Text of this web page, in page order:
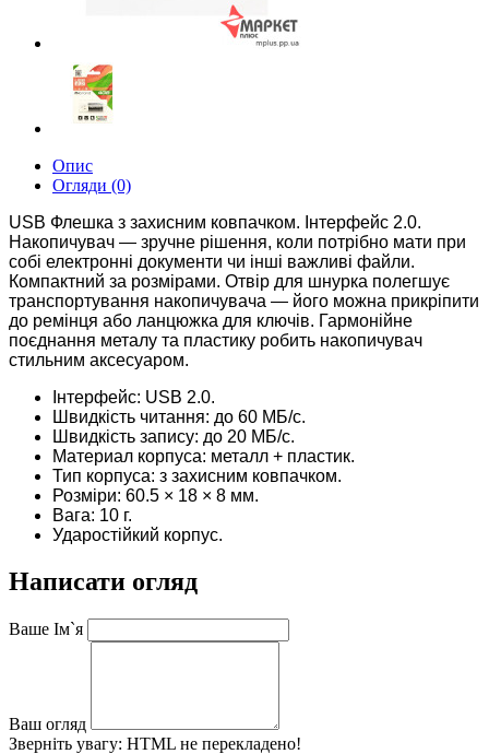
Опис
Огляди (0)
USB Флешка з захисним ковпачком. Інтерфейс 2.0.
Накопичувач — зручне рішення, коли потрібно мати при
собі електронні документи чи інші важливі файли.
Компактний за розмірами. Отвір для шнурка полегшує
транспортування накопичувача — його можна прикріпити
до ремінця або ланцюжка для ключів. Гармонійне
поєднання металу та пластику робить накопичувач
стильним аксесуаром.
Інтерфейс: USB 2.0.
Швидкість читання: до 60 МБ/с.
Швидкість запису: до 20 МБ/с.
Материал корпуса: металл + пластик.
Тип корпуса: з захисним ковпачком.
Розміри: 60.5 × 18 × 8 мм.
Вага: 10 г.
Ударостійкий корпус.
Написати огляд
Ваше Ім`я
Ваш огляд
Зверніть увагу: HTML не перекладено!